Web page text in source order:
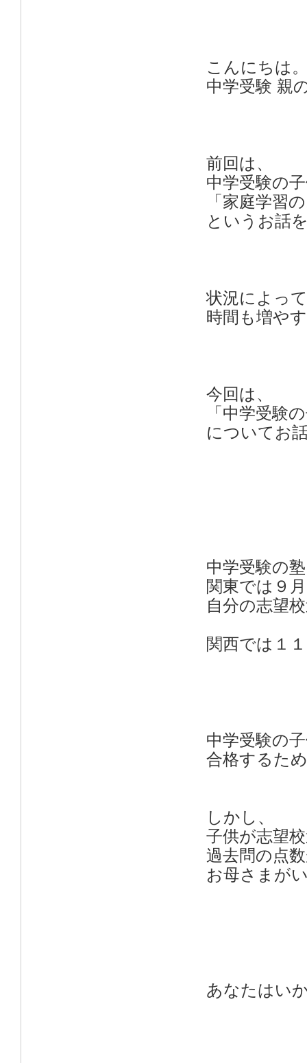
こんにちは
中学受験 親
前回は、
中学受験の
「家庭学習
というお話
状況によっ
時間も増や
今回は、
「中学受験
についてお
中学受験の
関東では９
自分の志望
関西では１
中学受験の
合格するた
しかし、
子供が志望
過去問の点
お母さまが
あなたはい